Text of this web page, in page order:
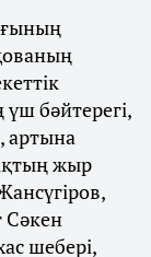
бәйтерегі,
артына
жыр
Сәкен
шебері,